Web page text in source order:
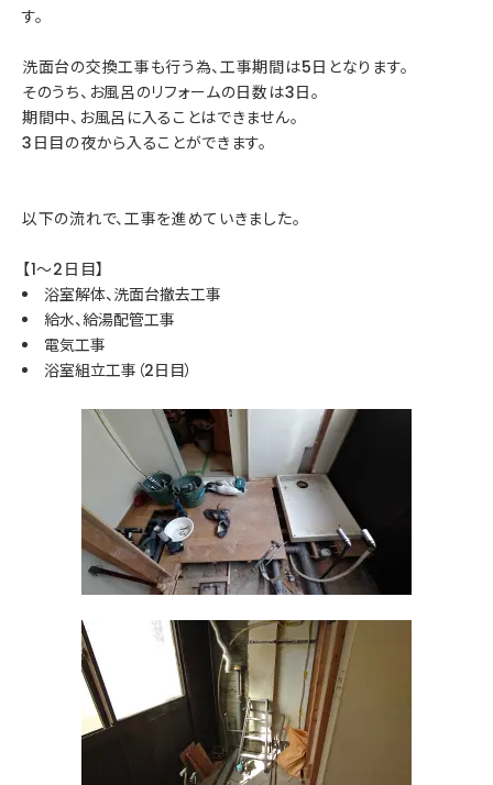
す。
洗面台の交換工事も行う為、工事期間は5日となります。
そのうち、お風呂のリフォームの日数は3日。
期間中、お風呂に入ることはできません。
3日目の夜から入ることができます。
以下の流れで、工事を進めていきました。
【1～2日目】
浴室解体、洗面台撤去工事
給水、給湯配管工事
電気工事
浴室組立工事（2日目）